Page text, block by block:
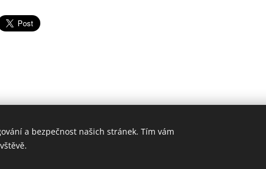
a bezpečnost našich stránek. Tím vám